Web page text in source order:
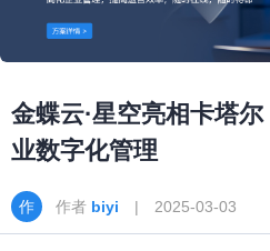
金蝶云·星空亮相卡塔
业数字化管理
作者 biyi | 2025-03-03